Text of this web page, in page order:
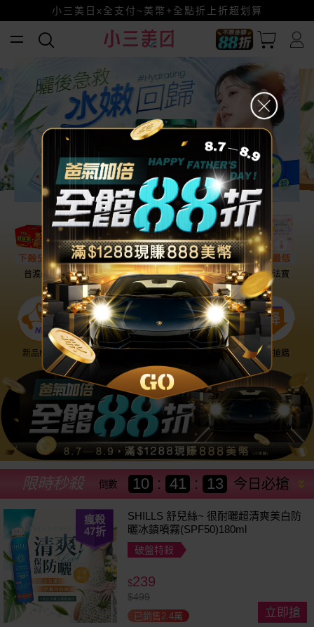
賺美幣~換好禮~立即換GO~
小三美日x全支付~美幣+全點折上折超划算
全館88折爸氣加倍！
普渡必備 話題保養 盛夏提案 雨天法寶
新品NEW 降價搶購
今日必搶
限時秒殺 倒數 10 : 41 : 11
瘋殺
47折
SHILLS 舒兒絲~ 很耐曬超清爽美白防
曬冰鎮噴霧(SPF50)180ml
破盤特殺
$239
$499
已銷售2.4萬 立即搶